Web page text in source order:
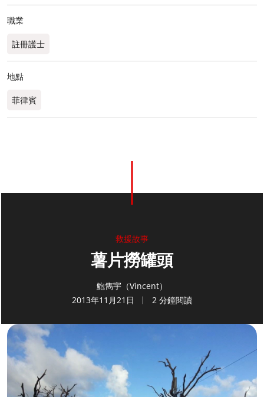
職業
註冊護士
地點
菲律賓
救援故事
薯片撈罐頭
鮑雋宇（Vincent）
2013年11月21日
2 分鐘閱讀